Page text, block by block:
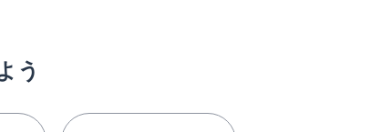
う